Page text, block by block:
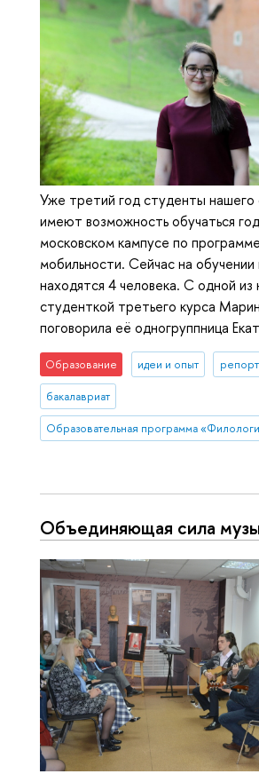
Уже третий год студенты нашего
имеют возможность обучаться
московском кампусе по
мобильности. Сейчас на
находятся 4 человека. С одной из
студенткой третьего курса
поговорила её одногруппница
Образование идеи и опыт
бакалавриат
Образовательная программа
Объединяющая сила